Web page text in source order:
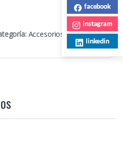
Accesorios
facebook
instagram
linkedin